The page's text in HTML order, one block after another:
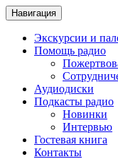
Навигация
Экскурсии и
Помощь радио
Аудиодиски
Подкасты радио
Новинки
Интервью
Гостевая книга
Контакты